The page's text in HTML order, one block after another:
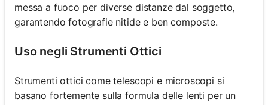
messa a fuoco per diverse distanze dal soggetto,
garantendo fotografie nitide e ben composte.
Uso negli Strumenti Ottici
Strumenti ottici come telescopi e microscopi si
basano fortemente sulla formula delle lenti per un